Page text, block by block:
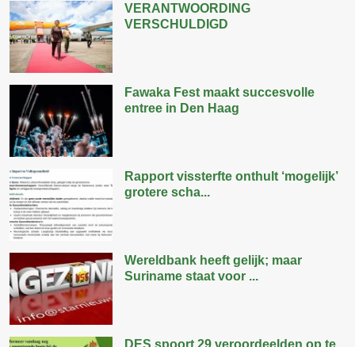
VERANTWOORDING
VERSCHULDIGD
Fawaka Fest maakt succesvolle
entree in Den Haag
Rapport vissterfte onthult ‘mogelijk’
grotere scha...
Wereldbank heeft gelijk; maar
Suriname staat voor ...
DES spoort 29 veroordeelden op te